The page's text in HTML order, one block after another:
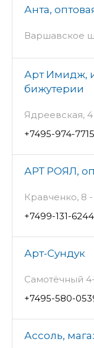
Анта,
Варшавское
Арт Имидж,
бижутерии
Ядреевская, 4
+7495-974-7715
АРТ РОЯЛ,
Кравченко, 8 -
+7499-131-6244
Арт-Сундук
Самотёчный
+7495-580-
Ассоль,